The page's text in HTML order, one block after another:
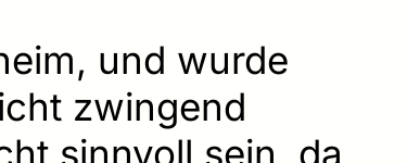
und wurde
zwingend
sinnvoll sein, da